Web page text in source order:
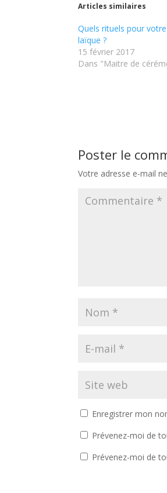
Articles similaires
Quels rituels pour
laïque ?
15 février 2017
Dans "Maitre de
Poster le
Votre adresse e-mail
Enregistrer mon
Prévenez-moi de
Prévenez-moi de